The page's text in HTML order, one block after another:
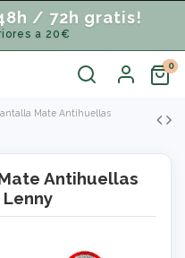
/ 72h gratis!
a 20€
Mate Antihuellas
Antihuellas